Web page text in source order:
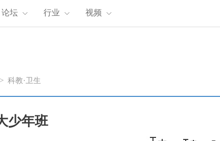
论坛 行业 视频
> 科教·卫生
少年班